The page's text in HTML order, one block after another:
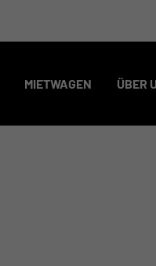
MIETWAGEN ÜBER